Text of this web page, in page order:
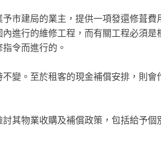
市建局的業主，提供一項發還修葺
進行的維修工程，而有關工程必須
令而進行的。
變。至於租客的現金補償安排，則
其物業收購及補償政策，包括給予